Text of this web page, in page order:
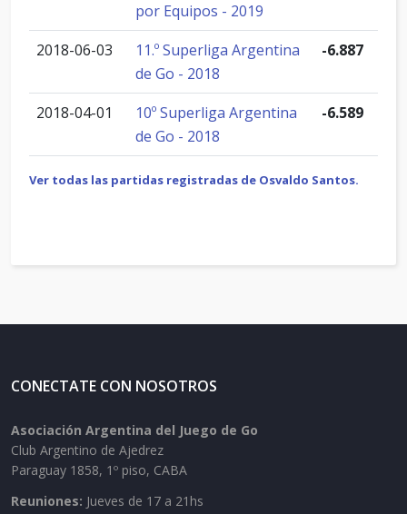
por Equipos - 2019
2018-06-03
11.º Superliga Argentina
de Go - 2018
-6.887
2018-04-01
10º Superliga Argentina
de Go - 2018
-6.589
Ver todas las partidas registradas de Osvaldo Santos.
CONECTATE CON NOSOTROS
Asociación Argentina del Juego de Go
Club Argentino de Ajedrez
Paraguay 1858, 1º piso, CABA
Reuniones: Jueves de 17 a 21hs